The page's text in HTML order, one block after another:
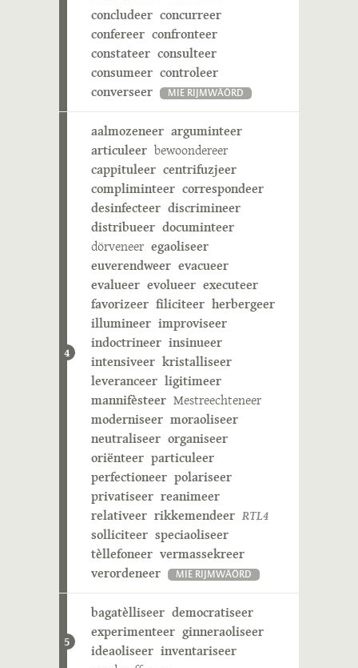
concludeer concurreer
confereer confronteer
constateer consulteer
consumeer controleer
converseer
MIE RIJMWÄÖRD
4
aalmozeneer arguminteer
articuleer bewoondereer
cappituleer centrifuzjeer
compliminteer correspondeer
desinfecteer discrimineer
distribueer documinteer
dörveneer egaoliseer
euverendweer evacueer
evalueer evolueer executeer
favorizeer filiciteer herbergeer
illumineer improviseer
indoctrineer insinueer
intensiveer kristalliseer
leveranceer ligitimeer
mannifèsteer Mestreechteneer
moderniseer moraoliseer
neutraliseer organiseer
oriënteer particuleer
perfectioneer polariseer
privatiseer reanimeer
relativeer rikkemendeer RTL4
solliciteer speciaoliseer
tèllefoneer vermassekreer
verordeneer
MIE RIJMWÄÖRD
5
bagatèlliseer democratiseer
experimenteer ginneraoliseer
ideaoliseer inventariseer